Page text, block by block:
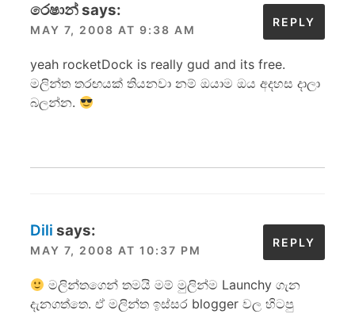
රෙෂාන්says:
MAY 7, 2008 AT 9:38 AM
yeah rocketDock is really gud and its free.
මලින්ත තරඟයක් තියනවා නම් ඔයාම ඔය අදහස දාලා
බලන්න.
REPLY
Dili says:
MAY 7, 2008 AT 10:37 PM
මලින්තගෙන් තමයි මම් මුලින්ම Launchy ගැන
දැනගත්තෙ. ඒ මලින්ත ඉස්සර blogger වල හිටපු
REPLY